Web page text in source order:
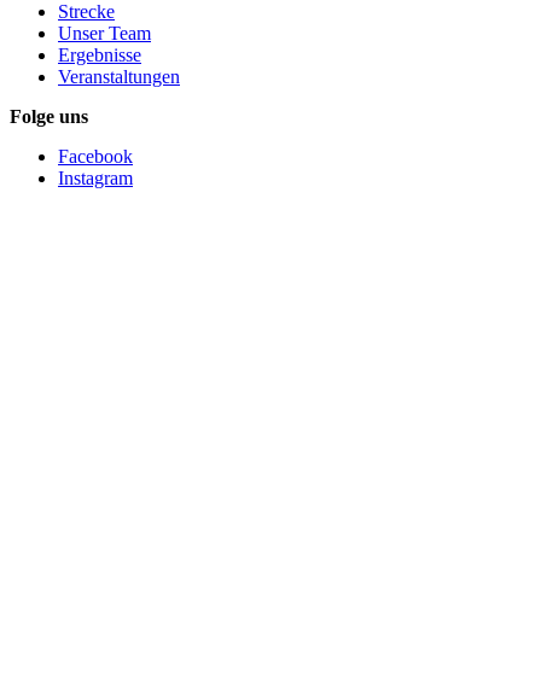
Strecke
Unser Team
Ergebnisse
Veranstaltungen
Folge uns
Facebook
Instagram